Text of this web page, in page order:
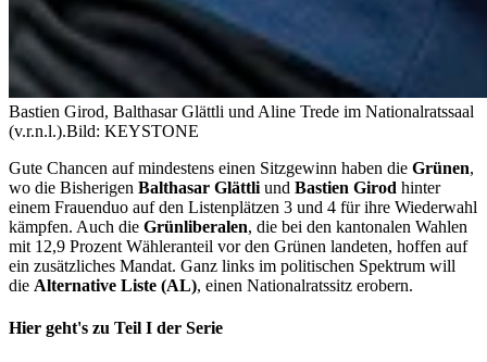
Bastien Girod, Balthasar Glättli und Aline Trede im Nationalratssaal
(v.r.n.l.).Bild: KEYSTONE
Gute Chancen auf mindestens einen Sitzgewinn haben die Grünen,
wo die Bisherigen Balthasar Glättli und Bastien Girod hinter
einem Frauenduo auf den Listenplätzen 3 und 4 für ihre Wiederwahl
kämpfen. Auch die Grünliberalen, die bei den kantonalen Wahlen
mit 12,9 Prozent Wähleranteil vor den Grünen landeten, hoffen auf
ein zusätzliches Mandat. Ganz links im politischen Spektrum will
die Alternative Liste (AL), einen Nationalratssitz erobern.
Hier geht's zu Teil I der Serie